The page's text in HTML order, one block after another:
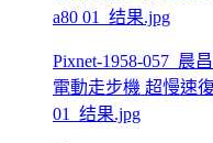
Pixnet-1958-057_晨
電動走步機 超慢速
01_结果.jpg